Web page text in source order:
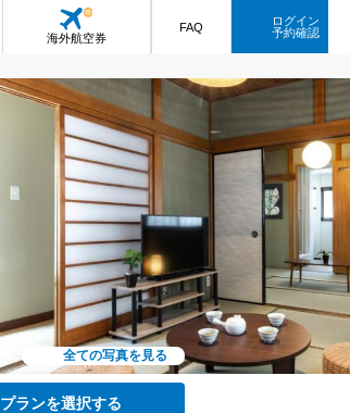
海外航空券
FAQ
ログイン
予約確認
全ての写真を見る
プランを選択する